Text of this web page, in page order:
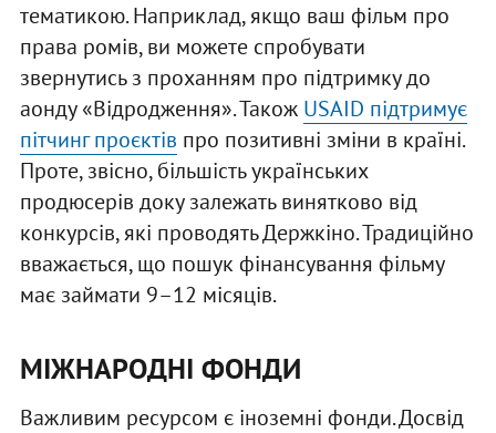
тематикою. Наприклад, якщо ваш фільм про
права ромів, ви можете спробувати
звернутись з проханням про підтримку до
aонду «Відродження». Також USAID підтримує
пітчинг проєктів про позитивні зміни в країні.
Проте, звісно, більшість українських
продюсерів доку залежать винятково від
конкурсів, які проводять Держкіно. Традиційно
вважається, що пошук фінансування фільму
має займати 9–12 місяців.
МІЖНАРОДНІ ФОНДИ
Важливим ресурсом є іноземні фонди. Досвід